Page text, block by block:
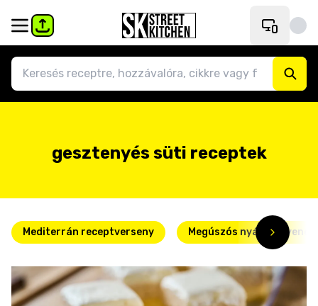
gesztenyés süti receptek
Mediterrán receptverseny Megúszós nyári